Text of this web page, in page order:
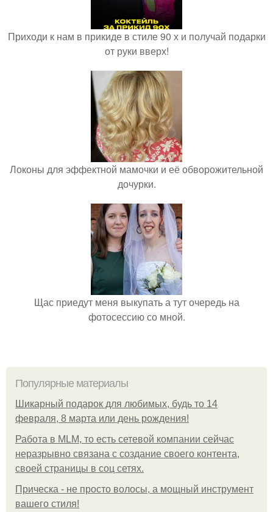
Приходи к нам в прикиде в стиле 90 х и получай подарки
от руки вверх!
Локоны для эффектной мамочки и её обворожительной
дочурки.
Щас приедут меня выкупать а тут очередь на
фотосессию со мной.
Популярные материалы
Шикарный подарок для любимых, будь то 14
февраля, 8 марта или день рождения!
Работа в MLM, то есть сетевой компании сейчас
неразрывно связана с создание своего контента,
своей страницы в соц сетях.
Прическа - не просто волосы, а мощный инструмент
вашего стиля!